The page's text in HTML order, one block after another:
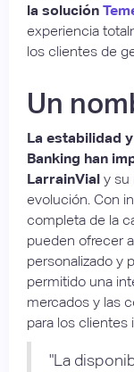
la solución
experiencia
los clientes de
Un
La estabilidad
Banking han
LarrainVial y su
evolución. Con
completa de la
pueden ofrecer
personalizado y
permitido una
mercados y las
para los clientes
"La